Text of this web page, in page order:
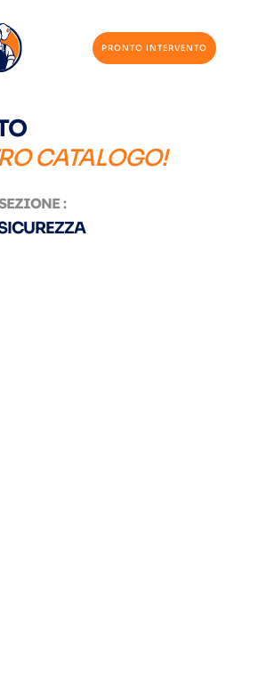
PRONTO INTERVENTO
CATALOGO!
: